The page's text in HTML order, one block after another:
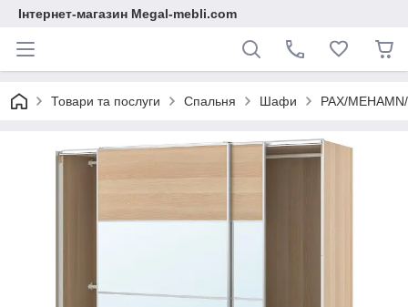
Інтернет-магазин Megal-mebli.com
Товари та послуги Спальня Шафи PAX/